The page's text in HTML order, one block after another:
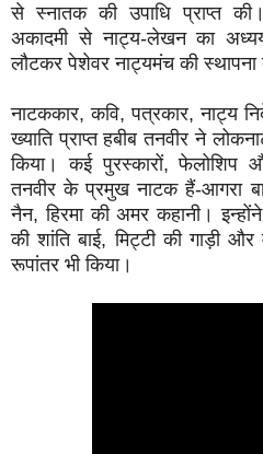
से स्नातक की उपाधि प्राप्त
अकादमी से नाट्य-लेखन का
लौटकर पेशेवर नाट्यमंच की स्थापना
नाटककार, कवि, पत्रकार, नाट्य
ख्याति प्राप्त हबीब तनवीर ने
किया। कई पुरस्कारों, फेलोशिप
तनवीर के प्रमुख नाटक हैं-आगरा
नैन, हिरमा की अमर कहानी।
की शांति बाई, मिट्टी की गाड़ी
रूपांतर भी किया।